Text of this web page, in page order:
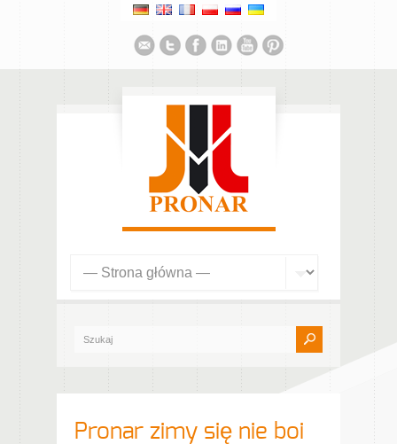
Pronar zimy się nie boi